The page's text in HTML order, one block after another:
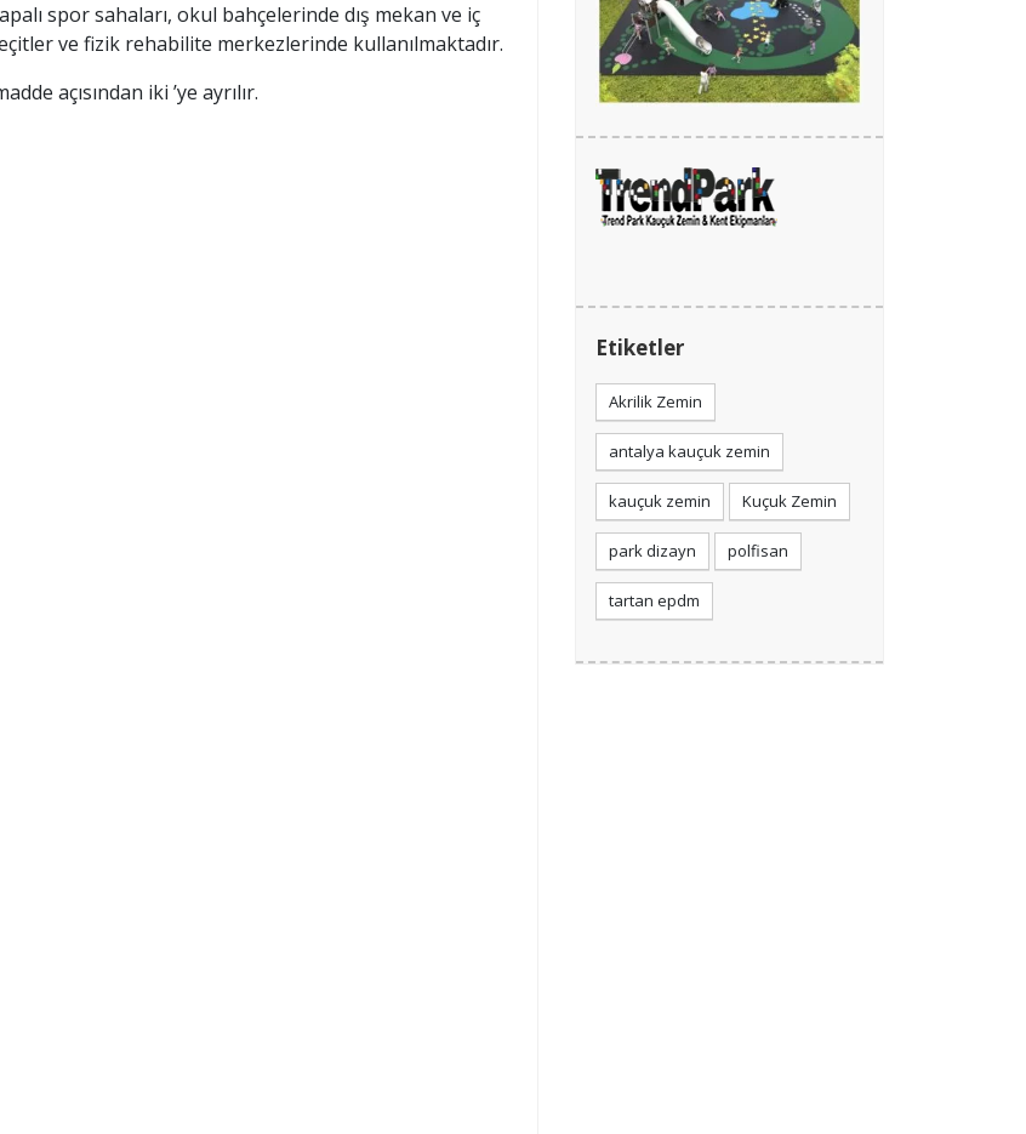
spor sahaları, okul bahçelerinde dış mekan ve iç
ve fizik rehabilite merkezlerinde kullanılmaktadır.
açısından iki ’ye ayrılır.
Etiketler
Akrilik Zemin
antalya kauçuk zemin
kauçuk zemin Kuçuk Zemin
park dizayn polfisan
tartan epdm